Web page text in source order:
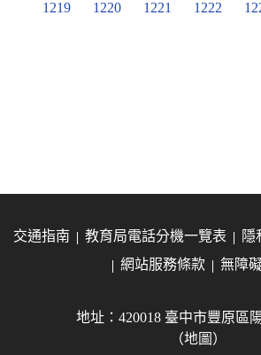
1219 1220 1221 1222
交通指南 教育局電話分機一覽表
隱
網站服務條款
無障
地址：420018 臺中市豐原區
（地圖）